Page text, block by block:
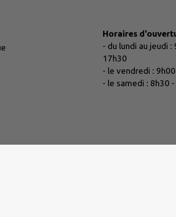
Horaires
- du lundi au jeudi
17h30
- le vendredi :
- le samedi : 8h30